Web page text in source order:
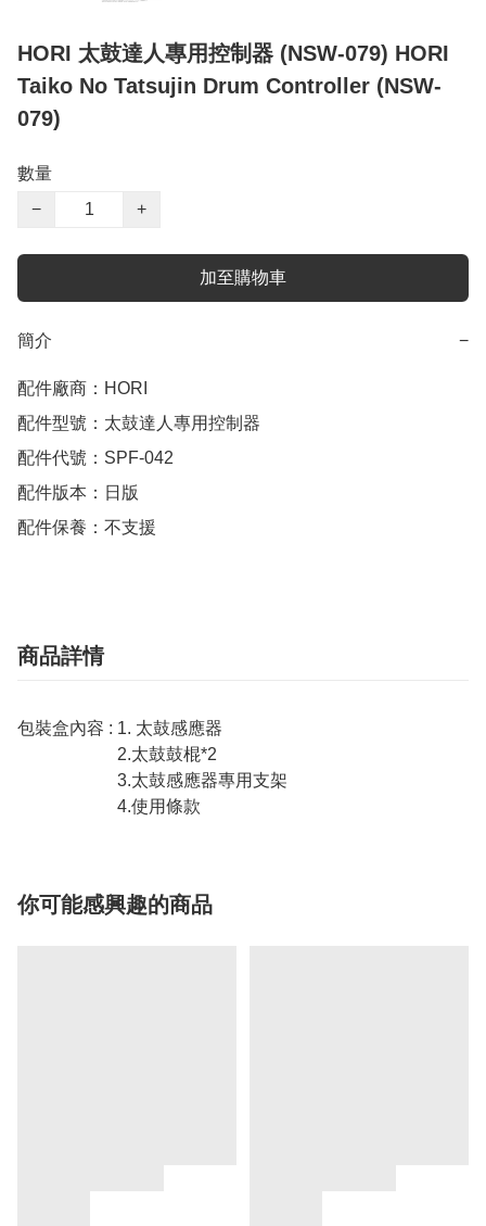
HORI 太鼓達人專用控制器 (NSW-079) HORI
Taiko No Tatsujin Drum Controller (NSW-
079)
數量
−
+
加至購物車
簡介 −
配件廠商：HORI
配件型號：太鼓達人專用控制器
配件代號：SPF-042
配件版本：日版
配件保養：不支援
商品詳情
包裝盒內容 : 1. 太鼓感應器
2.太鼓鼓棍*2
3.太鼓感應器專用支架
4.使用條款
你可能感興趣的商品